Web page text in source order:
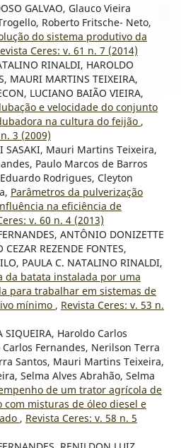
GALVAO, Glauco Vieira
Roberto Fritsche- Neto,
do sistema produtivo da
Ceres: v. 61 n. 7 (2014)
RINALDI, HAROLDO
MAURI MARTINS TEIXEIRA,
LUCIANO BAIÃO VIEIRA,
e velocidade do conjunto
na cultura do feijão ,
3 (2009)
SASAKI, Mauri Martins Teixeira,
Paulo Marcos de Barros
Rodrigues, Cleyton
Parâmetros da pulverização
na eficiência de
v. 60 n. 4 (2013)
ANTÔNIO DONIZETTE
CEZAR REZENDE FONTES,
PAULA C. NATALINO RINALDI,
da batata instalada por uma
para trabalhar em sistemas de
mínimo , Revista Ceres: v. 53 n.
SIQUEIRA, Haroldo Carlos
Fernandes, Nerilson Terra
Santos, Mauri Martins Teixeira,
Selma Alves Abrahão, Selma
de um trator agrícola de
misturas de óleo diesel e
, Revista Ceres: v. 58 n. 5